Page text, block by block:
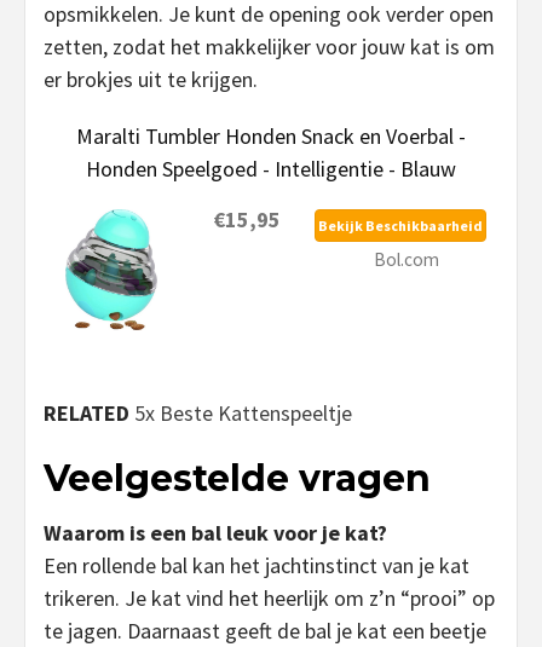
opsmikkelen. Je kunt de opening ook verder open
zetten, zodat het makkelijker voor jouw kat is om
er brokjes uit te krijgen.
Maralti Tumbler Honden Snack en Voerbal -
Honden Speelgoed - Intelligentie - Blauw
€15,95
Bekijk Beschikbaarheid
Bol.com
RELATED 5x Beste Kattenspeeltje
Veelgestelde vragen
Waarom is een bal leuk voor je kat?
Een rollende bal kan het jachtinstinct van je kat
trikeren. Je kat vind het heerlijk om z’n “prooi” op
te jagen. Daarnaast geeft de bal je kat een beetje